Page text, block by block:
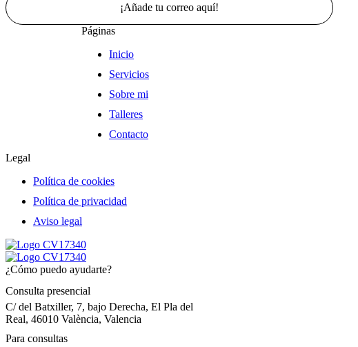
¡Añade tu correo aquí!
Páginas
Inicio
Servicios
Sobre mi
Talleres
Contacto
Legal
Política de cookies
Política de privacidad
Aviso legal
¿Cómo puedo ayudarte?
Consulta presencial
C/ del Batxiller, 7, bajo Derecha, El Pla del
Real, 46010 València, Valencia
Para consultas